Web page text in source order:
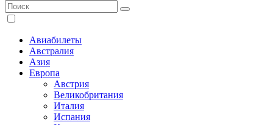
Авиабилеты
Австралия
Азия
Европа
Австрия
Великобритания
Италия
Испания